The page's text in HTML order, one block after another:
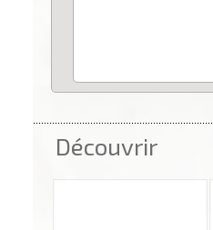
Découvrir